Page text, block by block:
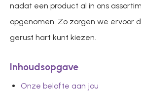
nadat een product al in ons
opgenomen. Zo zorgen we ervoor
gerust hart kunt kiezen.
Inhoudsopgave
Onze belofte aan jou